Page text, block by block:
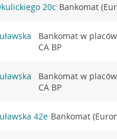
20c Bankomat
Bankomat w
CA BP
Bankomat w
CA BP
42e Bankomat